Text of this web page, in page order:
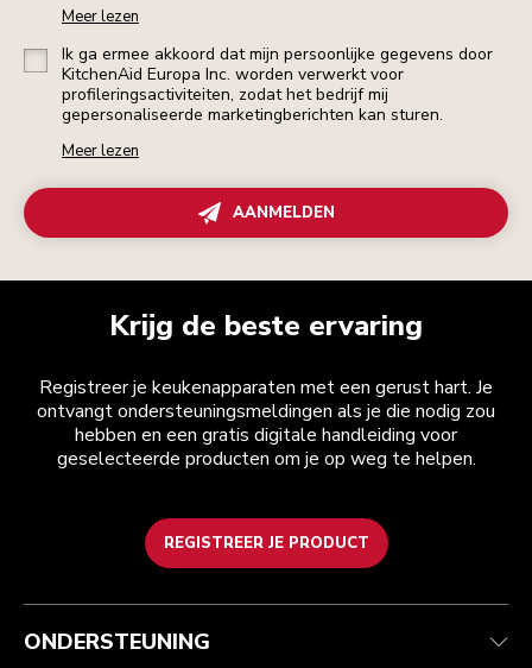
Meer lezen
Ik ga ermee akkoord dat mijn persoonlijke gegevens door
KitchenAid Europa Inc. worden verwerkt voor
profileringsactiviteiten, zodat het bedrijf mij
gepersonaliseerde marketingberichten kan sturen.
Meer lezen
AANMELDEN
Krijg de beste ervaring
Registreer je keukenapparaten met een gerust hart. Je
ontvangt ondersteuningsmeldingen als je die nodig zou
hebben en een gratis digitale handleiding voor
geselecteerde producten om je op weg te helpen.
REGISTREER JE PRODUCT
Health check
Je bestelling volgen
Garantie en documenten
Algemene voorwaarden
Retournering en terugbetaling
Imprint
Het merk
Zoek een winkel
ONDERSTEUNING